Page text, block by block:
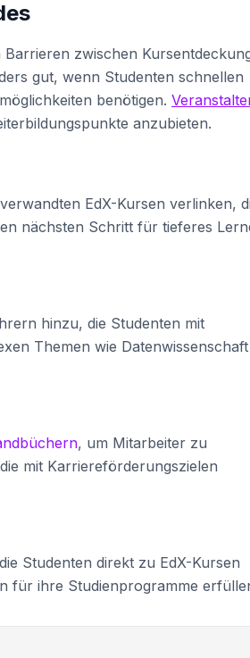
zwischen
gut, wenn Studenten schnellen
benötigen.
anzubieten.
EdX-Kursen verlinken,
nächsten Schritt für tieferes
hinzu, die Studenten mit
Themen wie Datenwissenschaft
, um Mitarbeiter zu
mit Karriereförderungszielen
Studenten direkt zu EdX-Kursen
für ihre Studienprogramme